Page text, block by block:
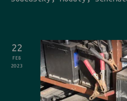
22
FEB
2023